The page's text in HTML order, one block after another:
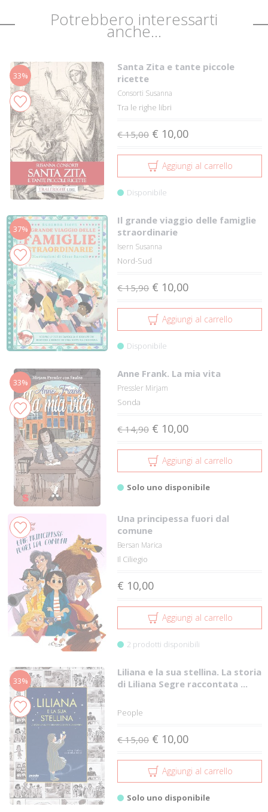
Potrebbero interessarti
anche...
33%
Santa Zita e tante piccole
ricette
Consorti Susanna
Tra le righe libri
€ 15,00 € 10,00
Aggiungi al carrello
Disponibile
37%
Il grande viaggio delle famiglie
straordinarie
Isern Susanna
Nord-Sud
€ 15,90 € 10,00
Aggiungi al carrello
Disponibile
33%
Anne Frank. La mia vita
Pressler Mirjam
Sonda
€ 14,90 € 10,00
Aggiungi al carrello
Solo uno disponibile
Una principessa fuori dal
comune
Bersan Marica
Il Ciliegio
€ 10,00
Aggiungi al carrello
2 prodotti disponibili
33%
Liliana e la sua stellina. La storia
di Liliana Segre raccontata ...
People
€ 15,00 € 10,00
Aggiungi al carrello
Solo uno disponibile